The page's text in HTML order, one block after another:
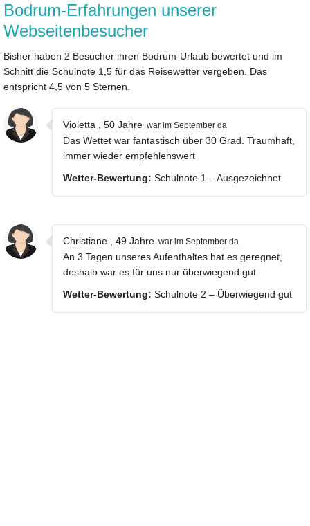
Bodrum-Erfahrungen unserer
Webseitenbesucher
Bisher haben 2 Besucher ihren Bodrum-Urlaub bewertet und im
Schnitt die Schulnote 1,5 für das Reisewetter vergeben. Das
entspricht 4,5 von 5 Sternen.
Violetta , 50 Jahre war im September da
Das Wettet war fantastisch über 30 Grad. Traumhaft,
immer wieder empfehlenswert
Wetter-Bewertung: Schulnote 1 – Ausgezeichnet
Christiane , 49 Jahre war im September da
An 3 Tagen unseres Aufenthaltes hat es geregnet,
deshalb war es für uns nur überwiegend gut.
Wetter-Bewertung: Schulnote 2 – Überwiegend gut